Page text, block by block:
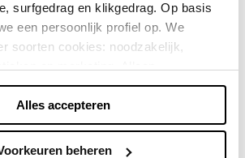
surfgedrag en klikgedrag. Op basis
een persoonlijk profiel op. We
soorten cookies: noodzakelijk,
plaatsen we zonder toestemming.
accepteren, weigeren, of zelf kiezen
Je keuze kun je op elk
intrekken via de zwevende knop
Alles accepteren
beheren